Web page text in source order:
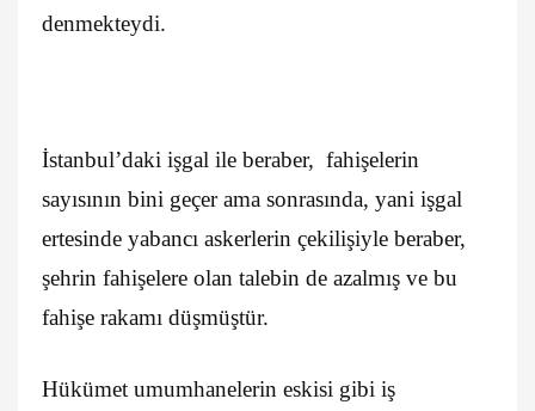
denmekteydi.
İstanbul’daki işgal ile beraber, fahişelerin
sayısının bini geçer ama sonrasında, yani işgal
ertesinde yabancı askerlerin çekilişiyle beraber,
şehrin fahişelere olan talebin de azalmış ve bu
fahişe rakamı düşmüştür.
Hükümet umumhanelerin eskisi gibi iş